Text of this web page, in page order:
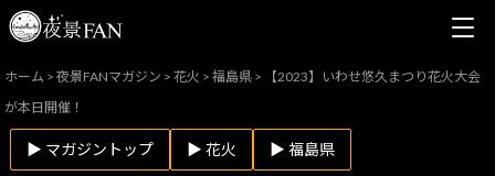
ホーム >夜景FANマガジン >花火 >福島県 >
【2023】いわせ悠久まつり花火大会
が本日開催！
▶ マガジントップ ▶ 花火 ▶ 福島県